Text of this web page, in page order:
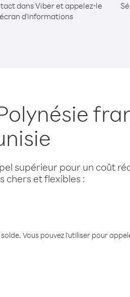
dans Viber et appelez-le
d'informations
supérieur pour un coût
chers et flexibles :
Vous pouvez l'utiliser pour